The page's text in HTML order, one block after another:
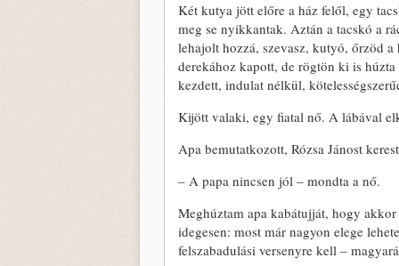
Két kutya jött előre a ház felől, egy
meg se nyikkantak. Aztán a tacskó a
lehajolt hozzá, szevasz, kutyó, őrzöd
derekához kapott, de rögtön ki is
kezdett, indulat nélkül,
Kijött valaki, egy fiatal nő. A lábával
Apa bemutatkozott, Rózsa Jánost
– A papa nincsen jól – mondta a nő.
Meghúztam apa kabátujját, hogy
idegesen: most már nagyon elege
felszabadulási versenyre kell –